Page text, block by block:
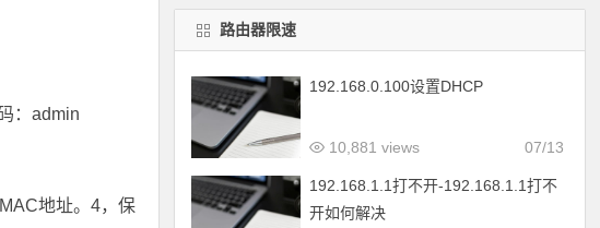
：admin
地址。4，保
路由器限速
192.168.0.100设置DHCP
07/13
10,881 views
192.168.1.1打不开-192.168.1.1打不
开如何解决